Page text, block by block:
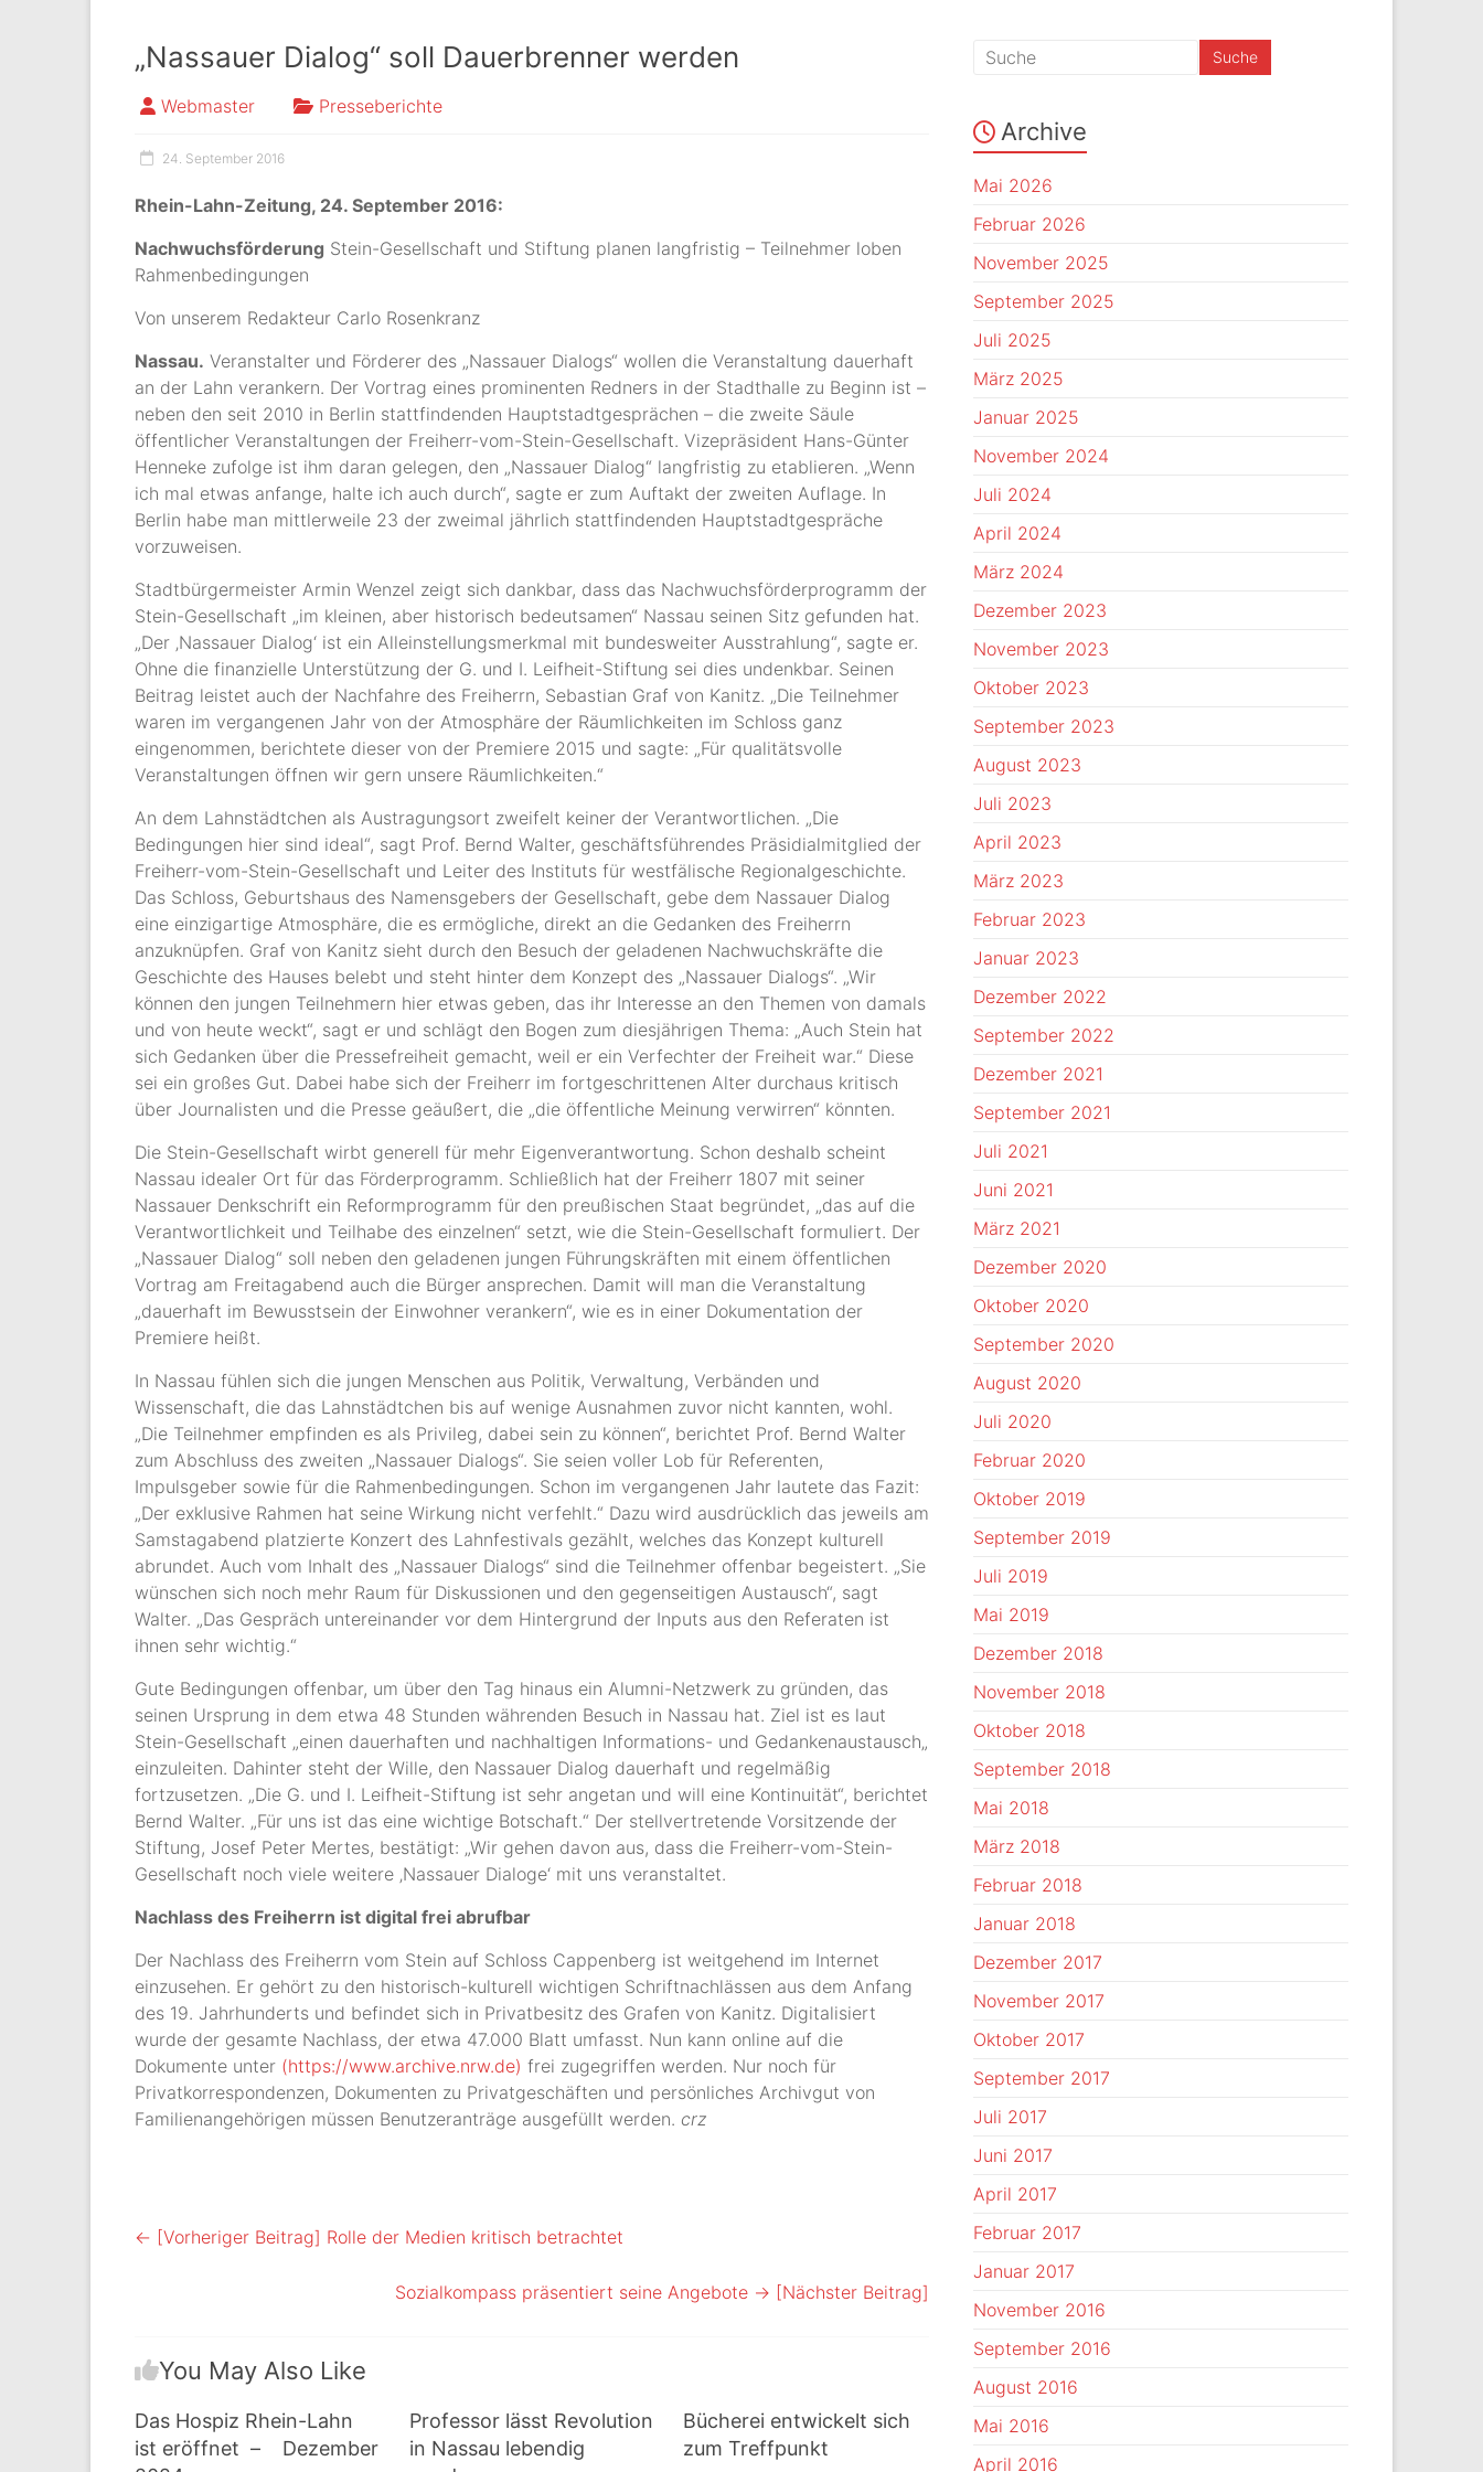
„Nassauer Dialog“ soll Dauerbrenner werden
Webmaster Presseberichte
24. September 2016
Rhein-Lahn-Zeitung, 24. September 2016:
Nachwuchsförderung Stein-Gesellschaft und Stiftung planen langfristig – Teilnehmer loben
Rahmenbedingungen
Von unserem Redakteur Carlo Rosenkranz
Nassau. Veranstalter und Förderer des „Nassauer Dialogs“ wollen die Veranstaltung dauerhaft
an der Lahn verankern. Der Vortrag eines prominenten Redners in der Stadthalle zu Beginn ist –
neben den seit 2010 in Berlin stattfindenden Hauptstadtgesprächen – die zweite Säule
öffentlicher Veranstaltungen der Freiherr-vom-Stein-Gesellschaft. Vizepräsident Hans-Günter
Henneke zufolge ist ihm daran gelegen, den „Nassauer Dialog“ langfristig zu etablieren. „Wenn
ich mal etwas anfange, halte ich auch durch“, sagte er zum Auftakt der zweiten Auflage. In
Berlin habe man mittlerweile 23 der zweimal jährlich stattfindenden Hauptstadtgespräche
vorzuweisen.
Stadtbürgermeister Armin Wenzel zeigt sich dankbar, dass das Nachwuchsförderprogramm der
Stein-Gesellschaft „im kleinen, aber historisch bedeutsamen“ Nassau seinen Sitz gefunden hat.
„Der ‚Nassauer Dialog‘ ist ein Alleinstellungsmerkmal mit bundesweiter Ausstrahlung“, sagte er.
Ohne die finanzielle Unterstützung der G. und I. Leifheit-Stiftung sei dies undenkbar. Seinen
Beitrag leistet auch der Nachfahre des Freiherrn, Sebastian Graf von Kanitz. „Die Teilnehmer
waren im vergangenen Jahr von der Atmosphäre der Räumlichkeiten im Schloss ganz
eingenommen, berichtete dieser von der Premiere 2015 und sagte: „Für qualitätsvolle
Veranstaltungen öffnen wir gern unsere Räumlichkeiten.“
An dem Lahnstädtchen als Austragungsort zweifelt keiner der Verantwortlichen. „Die
Bedingungen hier sind ideal“, sagt Prof. Bernd Walter, geschäftsführendes Präsidialmitglied der
Freiherr-vom-Stein-Gesellschaft und Leiter des Instituts für westfälische Regionalgeschichte.
Das Schloss, Geburtshaus des Namensgebers der Gesellschaft, gebe dem Nassauer Dialog
eine einzigartige Atmosphäre, die es ermögliche, direkt an die Gedanken des Freiherrn
anzuknüpfen. Graf von Kanitz sieht durch den Besuch der geladenen Nachwuchskräfte die
Geschichte des Hauses belebt und steht hinter dem Konzept des „Nassauer Dialogs“. „Wir
können den jungen Teilnehmern hier etwas geben, das ihr Interesse an den Themen von damals
und von heute weckt“, sagt er und schlägt den Bogen zum diesjährigen Thema: „Auch Stein hat
sich Gedanken über die Pressefreiheit gemacht, weil er ein Verfechter der Freiheit war.“ Diese
sei ein großes Gut. Dabei habe sich der Freiherr im fortgeschrittenen Alter durchaus kritisch
über Journalisten und die Presse geäußert, die „die öffentliche Meinung verwirren“ könnten.
Die Stein-Gesellschaft wirbt generell für mehr Eigenverantwortung. Schon deshalb scheint
Nassau idealer Ort für das Förderprogramm. Schließlich hat der Freiherr 1807 mit seiner
Nassauer Denkschrift ein Reformprogramm für den preußischen Staat begründet, „das auf die
Verantwortlichkeit und Teilhabe des einzelnen“ setzt, wie die Stein-Gesellschaft formuliert. Der
„Nassauer Dialog“ soll neben den geladenen jungen Führungskräften mit einem öffentlichen
Vortrag am Freitagabend auch die Bürger ansprechen. Damit will man die Veranstaltung
„dauerhaft im Bewusstsein der Einwohner verankern“, wie es in einer Dokumentation der
Premiere heißt.
In Nassau fühlen sich die jungen Menschen aus Politik, Verwaltung, Verbänden und
Wissenschaft, die das Lahnstädtchen bis auf wenige Ausnahmen zuvor nicht kannten, wohl.
„Die Teilnehmer empfinden es als Privileg, dabei sein zu können“, berichtet Prof. Bernd Walter
zum Abschluss des zweiten „Nassauer Dialogs“. Sie seien voller Lob für Referenten,
Impulsgeber sowie für die Rahmenbedingungen. Schon im vergangenen Jahr lautete das Fazit:
„Der exklusive Rahmen hat seine Wirkung nicht verfehlt.“ Dazu wird ausdrücklich das jeweils am
Samstagabend platzierte Konzert des Lahnfestivals gezählt, welches das Konzept kulturell
abrundet. Auch vom Inhalt des „Nassauer Dialogs“ sind die Teilnehmer offenbar begeistert. „Sie
wünschen sich noch mehr Raum für Diskussionen und den gegenseitigen Austausch“, sagt
Walter. „Das Gespräch untereinander vor dem Hintergrund der Inputs aus den Referaten ist
ihnen sehr wichtig.“
Gute Bedingungen offenbar, um über den Tag hinaus ein Alumni-Netzwerk zu gründen, das
seinen Ursprung in dem etwa 48 Stunden währenden Besuch in Nassau hat. Ziel ist es laut
Stein-Gesellschaft „einen dauerhaften und nachhaltigen Informations- und Gedankenaustausch„
einzuleiten. Dahinter steht der Wille, den Nassauer Dialog dauerhaft und regelmäßig
fortzusetzen. „Die G. und I. Leifheit-Stiftung ist sehr angetan und will eine Kontinuität“, berichtet
Bernd Walter. „Für uns ist das eine wichtige Botschaft.“ Der stellvertretende Vorsitzende der
Stiftung, Josef Peter Mertes, bestätigt: „Wir gehen davon aus, dass die Freiherr-vom-Stein-
Gesellschaft noch viele weitere ‚Nassauer Dialoge‘ mit uns veranstaltet.
Nachlass des Freiherrn ist digital frei abrufbar
Der Nachlass des Freiherrn vom Stein auf Schloss Cappenberg ist weitgehend im Internet
einzusehen. Er gehört zu den historisch-kulturell wichtigen Schriftnachlässen aus dem Anfang
des 19. Jahrhunderts und befindet sich in Privatbesitz des Grafen von Kanitz. Digitalisiert
wurde der gesamte Nachlass, der etwa 47.000 Blatt umfasst. Nun kann online auf die
Dokumente unter (https://www.archive.nrw.de) frei zugegriffen werden. Nur noch für
Privatkorrespondenzen, Dokumenten zu Privatgeschäften und persönliches Archivgut von
Familienangehörigen müssen Benutzeranträge ausgefüllt werden. crz
← [Vorheriger Beitrag] Rolle der Medien kritisch betrachtet
Sozialkompass präsentiert seine Angebote → [Nächster Beitrag]
You May Also Like
Das Hospiz Rhein-Lahn
ist eröffnet – Dezember
Professor lässt Revolution
in Nassau lebendig
Bücherei entwickelt sich
zum Treffpunkt
Archive
Mai 2026
Februar 2026
November 2025
September 2025
Juli 2025
März 2025
Januar 2025
November 2024
Juli 2024
April 2024
März 2024
Dezember 2023
November 2023
Oktober 2023
September 2023
August 2023
Juli 2023
April 2023
März 2023
Februar 2023
Januar 2023
Dezember 2022
September 2022
Dezember 2021
September 2021
Juli 2021
Juni 2021
März 2021
Dezember 2020
Oktober 2020
September 2020
August 2020
Juli 2020
Februar 2020
Oktober 2019
September 2019
Juli 2019
Mai 2019
Dezember 2018
November 2018
Oktober 2018
September 2018
Mai 2018
März 2018
Februar 2018
Januar 2018
Dezember 2017
November 2017
Oktober 2017
September 2017
Juli 2017
Juni 2017
April 2017
Februar 2017
Januar 2017
November 2016
September 2016
August 2016
Mai 2016
April 2016